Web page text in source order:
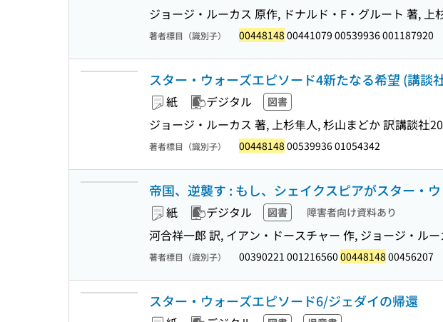
ジョージ・ルーカス 原作, ドナルド・F・グルート 著, 上
著者標目（識別子） 00448148 00441079 00539936 001187920
スター・ウォーズエピソード4新たなる希望 (講談
紙 デジタル 図書
ジョージ・ルーカス 著, 上杉隼人, 杉山まどか 訳講談社
著者標目（識別子） 00448148 00539936 01054342
帝国、逆襲す : もし、シェイクスピアがスター・
紙 デジタル 図書 障害者向け資料あり
河合祥一郎 訳, イアン・ドースチャー 作, ジョージ・ル
著者標目（識別子） 00390221 001216560 00448148 00456207
スター・ウォーズエピソード6/ジェダイの帰還